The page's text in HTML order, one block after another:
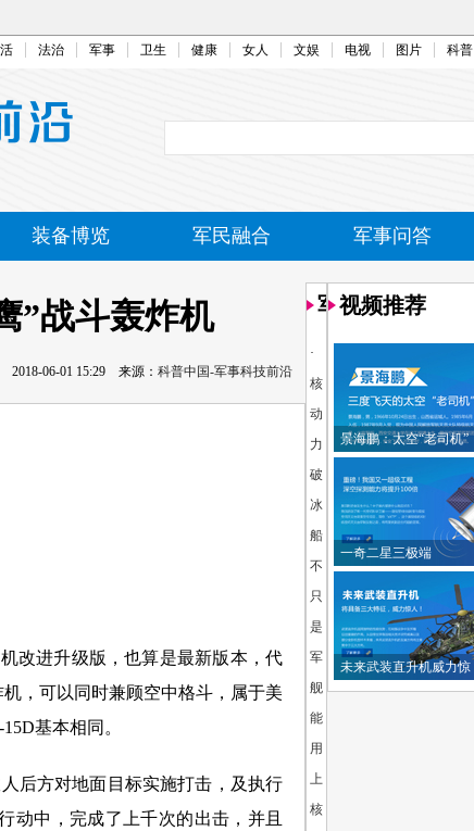
法治 军事 卫生 健康 女人 文娱 电视 图片 科普
装备博览 军民融合 军事问答
”战斗轰炸机
2018-06-01 15:29 来源： 科普中国-军事科技前沿
改进升级版，也算是最新版本，代
，可以同时兼顾空中格斗，属于美
基本相同。
后方对地面目标实施打击，及执行
动中，完成了上千次的出击，并且
视频推荐
景海鹏：太空“老司机”
一奇二星三极端
未来武装直升机威力惊
人
军民融合
·
核
动
力
破
冰
船：
不
只
是
军
舰
能
用
上
核